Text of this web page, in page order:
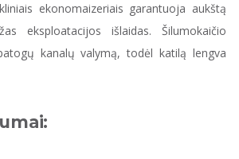
ekonomaizeriais garantuoja aukštą
eksploatacijos išlaidas. Šilumokaičio
kanalų valymą, todėl katilą lengva